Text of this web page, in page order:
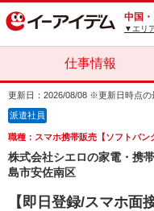
中国
▼エリ
仕事情報
更新日：2026/08/08 ※更新日時点の
派遣社員
職種：スマホ携帯販売【ソフトバン
株式会社シエロの家電・携
島市安佐南区
【即日登録/スマホ面